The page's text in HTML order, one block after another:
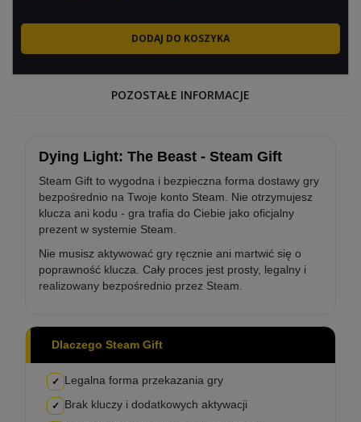
POZOSTAŁE INFORMACJE
Dying Light: The Beast - Steam Gift
Steam Gift to wygodna i bezpieczna forma dostawy gry
bezpośrednio na Twoje konto Steam. Nie otrzymujesz
klucza ani kodu - gra trafia do Ciebie jako oficjalny
prezent w systemie Steam.
Nie musisz aktywować gry ręcznie ani martwić się o
poprawność klucza. Cały proces jest prosty, legalny i
realizowany bezpośrednio przez Steam.
Dlaczego Steam Gift
✓ Legalna forma przekazania gry
✓ Brak kluczy i dodatkowych aktywacji